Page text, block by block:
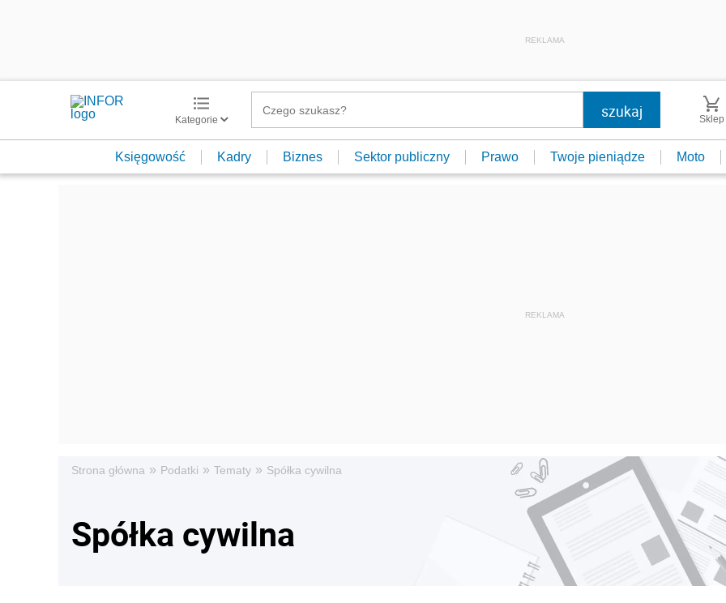
REKLAMA
Kategorie Sklep
Księgowość Kadry Biznes Sektor publiczny Prawo Twoje pieniądze Moto
Strona główna » Podatki » Tematy » Spółka cywilna
Spółka cywilna